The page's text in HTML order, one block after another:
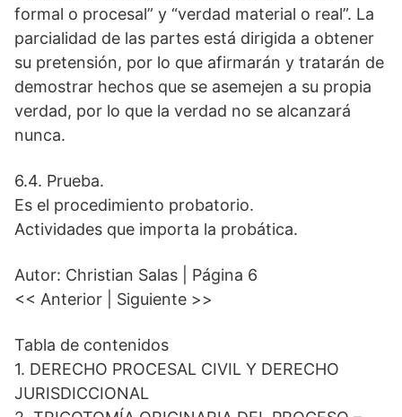
formal o procesal” y “verdad material o real”. La
parcialidad de las partes está dirigida a obtener
su pretensión, por lo que afirmarán y tratarán de
demostrar hechos que se asemejen a su propia
verdad, por lo que la verdad no se alcanzará
nunca.
6.4. Prueba.
Es el procedimiento probatorio.
Actividades que importa la probática.
Autor: Christian Salas | Página 6
<< Anterior | Siguiente >>
Tabla de contenidos
1. DERECHO PROCESAL CIVIL Y DERECHO
JURISDICCIONAL